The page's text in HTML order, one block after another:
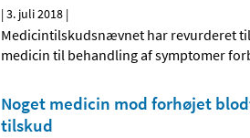
|3. juli 2018 |
Medicintilskudsnævnet har revurderet
medicin til behandling af symptomer
Noget medicin mod forhøjet
tilskud